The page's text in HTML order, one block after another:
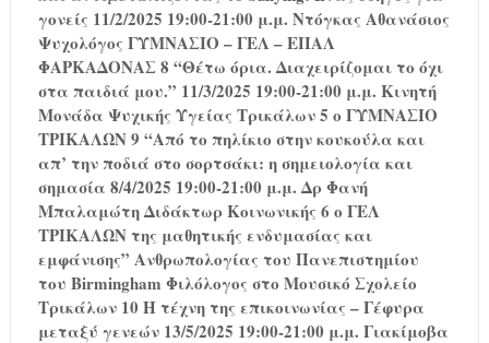
γονείς 11/2/2025 19:00-21:00 μ.μ. Ντόγκας Αθανάσιος
Ψυχολόγος ΓΥΜΝΑΣΙΟ – ΓΕΛ – ΕΠΑΛ
ΦΑΡΚΑΔΟΝΑΣ 8 “Θέτω όρια. Διαχειρίζομαι το όχι
στα παιδιά μου.” 11/3/2025 19:00-21:00 μ.μ. Κινητή
Μονάδα Ψυχικής Υγείας Τρικάλων 5 ο ΓΥΜΝΑΣΙΟ
ΤΡΙΚΑΛΩΝ 9 “Από το πηλίκιο στην κουκούλα και
απ’ την ποδιά στο σορτσάκι: η σημειολογία και
σημασία 8/4/2025 19:00-21:00 μ.μ. Δρ Φανή
Μπαλαμώτη Διδάκτωρ Κοινωνικής 6 ο ΓΕΛ
ΤΡΙΚΑΛΩΝ της μαθητικής ενδυμασίας και
εμφάνισης” Ανθρωπολογίας του Πανεπιστημίου
του Birmingham Φιλόλογος στο Μουσικό Σχολείο
Τρικάλων 10 Η τέχνη της επικοινωνίας – Γέφυρα
μεταξύ γενεών 13/5/2025 19:00-21:00 μ.μ. Γιακίμοβα